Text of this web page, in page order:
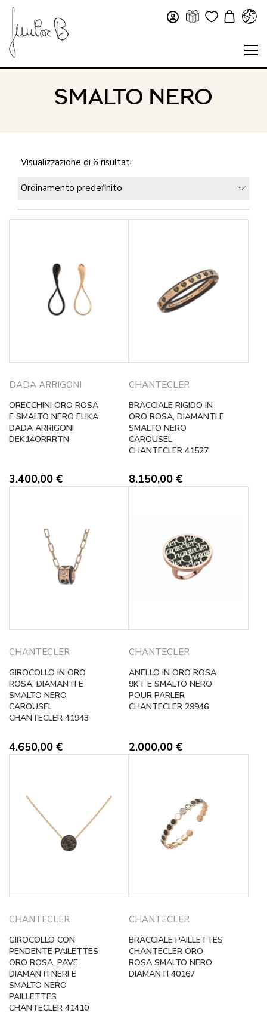
SMALTO NERO
Visualizzazione di 6 risultati
Ordinamento predefinito
DADA ARRIGONI
ORECCHINI ORO ROSA
E SMALTO NERO ELIKA
DADA ARRIGONI
DEK14ORRRTN
3.400,00 €
CHANTECLER
BRACCIALE RIGIDO IN
ORO ROSA, DIAMANTI E
SMALTO NERO
CAROUSEL
CHANTECLER 41527
8.150,00 €
CHANTECLER
GIROCOLLO IN ORO
ROSA, DIAMANTI E
SMALTO NERO
CAROUSEL
CHANTECLER 41943
4.650,00 €
CHANTECLER
ANELLO IN ORO ROSA
9KT E SMALTO NERO
POUR PARLER
CHANTECLER 29946
2.000,00 €
CHANTECLER
GIROCOLLO CON
PENDENTE PAILETTES
ORO ROSA, PAVE’
DIAMANTI NERI E
SMALTO NERO
PAILLETTES
CHANTECLER 41410
CHANTECLER
BRACCIALE PAILLETTES
CHANTECLER ORO
ROSA SMALTO NERO
DIAMANTI 40167